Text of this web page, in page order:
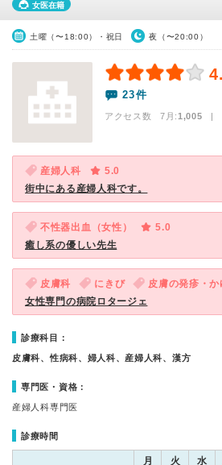
女医在籍
土曜（〜18:00）・祝日 夜（〜20:00）
23件
アクセス数 7月:1,005 |
産婦人科
5.0
街中にある産婦人科です。
不性器出血（女性）
5.0
癒し系の優しい先生
皮膚科 にきび 皮膚の発疹・か
女性専門の病院ロタージェ
診療科目：
皮膚科、性病科、婦人科、産婦人科、漢方
専門医・資格：
産婦人科専門医
診療時間
月 火 水